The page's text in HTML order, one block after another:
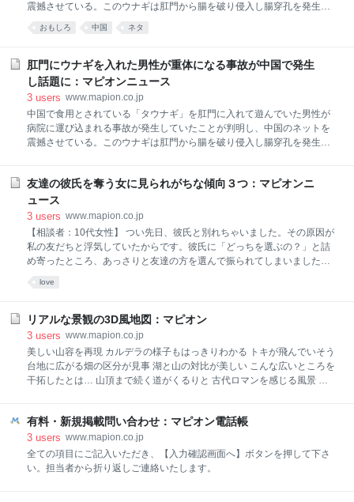
震撼させている。このウナギは肛門から腸を破り侵入し腸穿孔を発生。
手術の末、無事タウナギは摘出されたという。中国のメディアは不思議
な遊びをする人が世の中に入るもんだと感想を漏らしている。
おもしろ 中国 ネタ
肛門にウナギを入れた男性が重体になる事故が中国で発生
し話題に：マピオンニュース
3 users www.mapion.co.jp
中国で食用とされている「タウナギ」を肛門に入れて遊んでいた男性が
病院に運び込まれる事故が発生していたことが判明し、中国のネットを
震撼させている。このウナギは肛門から腸を破り侵入し腸穿孔を発生。
この事件は、中国の女医が管理しているミニブログで判明した。そのブ
ログによると、男性がタウナギを肛門に入れて遊んでいたが、突如ウナ
ギが大腸に侵入し腸穿孔を引き起こしたのだという。タウナギの大きさ
は50センチで、重さは600グラム。一晩かけて手術しようやくタウナギ
を摘出したのだという。 書き込みとともに大きなウナギと、血の付いた
ガーゼがアップされており、生々しい事故の様子を伝えている。男性は
ているようで重体のよう
友達の彼氏を奪う女に見られがちな傾向３つ：マピオンニ
ュース
3 users www.mapion.co.jp
【相談者：10代女性】 つい先日、彼氏と別れちゃいました。その原因が
私の友だちと浮気していたからです。彼氏に「どっちを選ぶの？」と詰
め寄ったところ、あっさりと友達の方を選んで振られてしまいました。
ったようなのです。本当に辛いし悔しいけど、これからはそんな女に騙
されないようにしなきゃとも思ってます。友達の彼氏を平気で奪う女を
見極めるにはどうすればいいのでしょうか？ ●Ａ．奪うことで何らかの
気持ちが満たされる。そんな女性に注意しましょう！ ご質問ありがとう
ございます。コラムニストのLISAです。 恋人と友だちを同時に失ってし
love
リアルな景観の3D風地図：マピオン
3 users www.mapion.co.jp
美しい山容を再現 カルデラの様子もはっきりわかる トキが飛んでいそう
台地に広がる畑の区分が見事 湖と山の対比が美しい こんな広いところを
干拓したとは… 山頂まで続く道がくるりと 古代ロマンを感じる風景 険
有料・新規掲載問い合わせ：マピオン電話帳
3 users www.mapion.co.jp
全ての項目にご記入いただき、【入力確認画面へ】ボタンを押して下さ
い。担当者から折り返しご連絡いたします。